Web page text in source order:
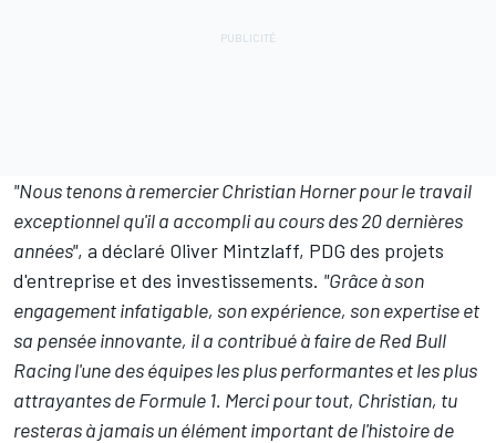
"Nous tenons à remercier Christian Horner pour le travail
exceptionnel qu'il a accompli au cours des 20 dernières
années", a déclaré Oliver Mintzlaff, PDG des projets
d'entreprise et des investissements. "Grâce à son
engagement infatigable, son expérience, son expertise et
sa pensée innovante, il a contribué à faire de Red Bull
Racing l'une des équipes les plus performantes et les plus
attrayantes de Formule 1. Merci pour tout, Christian, tu
resteras à jamais un élément important de l'histoire de